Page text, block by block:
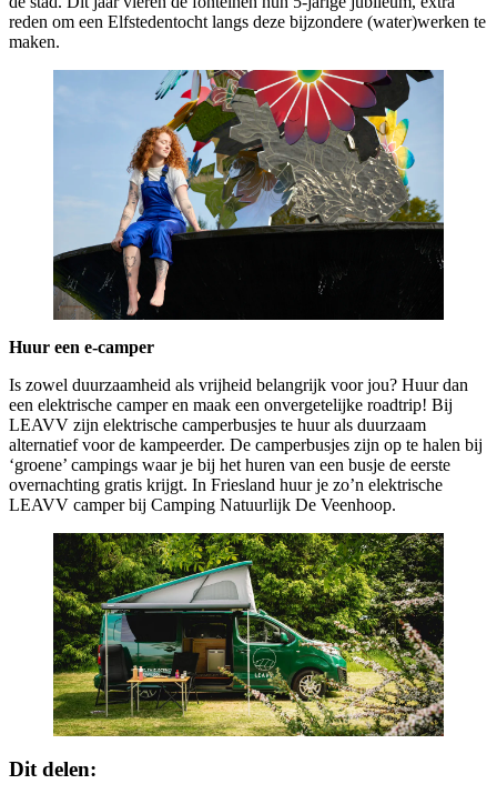
reden om een Elfstedentocht langs deze bijzondere (water)werken te
maken.
Huur een e-camper
Is zowel duurzaamheid als vrijheid belangrijk voor jou? Huur dan
een elektrische camper en maak een onvergetelijke roadtrip! Bij
LEAVV zijn elektrische camperbusjes te huur als duurzaam
alternatief voor de kampeerder. De camperbusjes zijn op te halen bij
‘groene’ campings waar je bij het huren van een busje de eerste
overnachting gratis krijgt. In Friesland huur je zo’n elektrische
LEAVV camper bij Camping Natuurlijk De Veenhoop.
Dit delen: